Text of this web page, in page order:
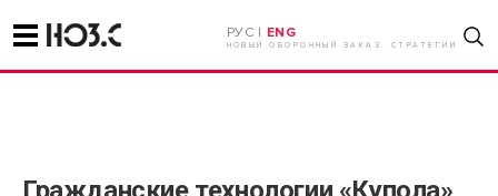
РУС | ENG
НОВЫЙ ОБОРОННЫЙ ЗАКАЗ. СТРАТЕГИИ